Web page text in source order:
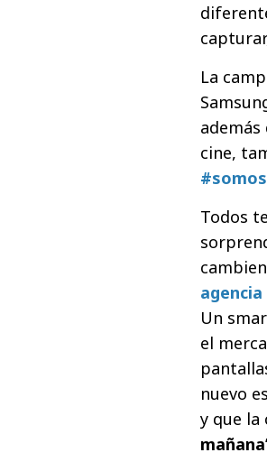
La
además
cine,
Todos
Un
el
nuevo
y que la